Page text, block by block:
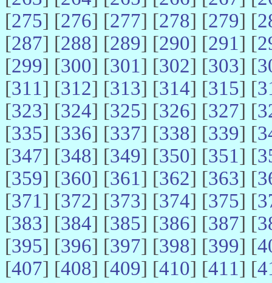
[275] [276] [277] [278] [279] [
[287] [288] [289] [290] [291] [
[299] [300] [301] [302] [303] [
[311] [312] [313] [314] [315] [
[323] [324] [325] [326] [327] [
[335] [336] [337] [338] [339] [
[347] [348] [349] [350] [351] [
[359] [360] [361] [362] [363] [
[371] [372] [373] [374] [375] [
[383] [384] [385] [386] [387] [
[395] [396] [397] [398] [399] [
[407] [408] [409] [410] [411] [